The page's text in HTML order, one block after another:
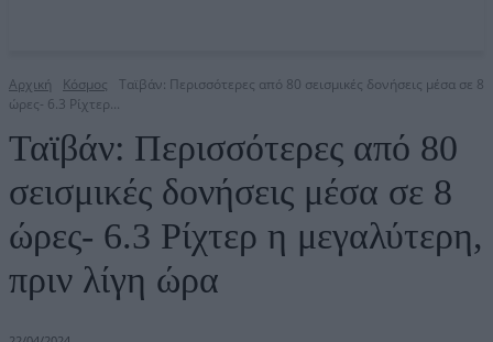
Αρχική Κόσμος
Ταϊβάν: Περισσότερες από 80 σεισμικές δονήσεις μέσα σε 8
ώρες- 6.3 Ρίχτερ...
Ταϊβάν: Περισσότερες από 80
σεισμικές δονήσεις μέσα σε 8
ώρες- 6.3 Ρίχτερ η μεγαλύτερη,
πριν λίγη ώρα